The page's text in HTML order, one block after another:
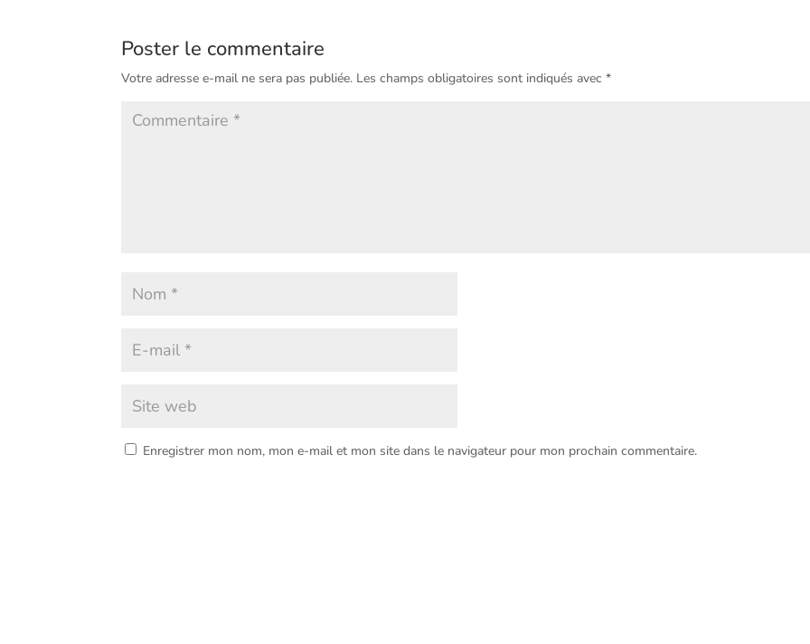
Poster le commentaire
Votre adresse e-mail ne sera pas publiée. Les champs obligatoires sont indiqués avec*
Enregistrer mon nom, mon e-mail et mon site dans le navigateur pour mon prochain commentaire.